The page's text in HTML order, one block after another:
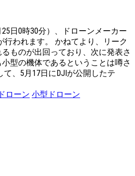
日0時30分）、ドローンメーカー
行われます。 かねてより、リーク
ものが出回っており、次に発表さ
型の機体であるということは噂さ
、5月17日にDJIが公開したテ
ローン 小型ドローン